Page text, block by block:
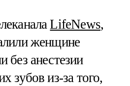
LifeNews,
женщине
без анестезии
зубов из-за того,